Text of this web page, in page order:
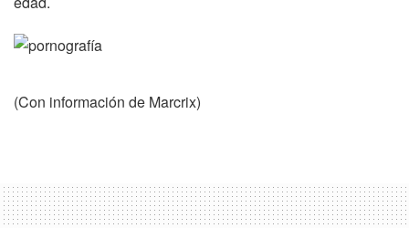
(Con información de Marcrix)